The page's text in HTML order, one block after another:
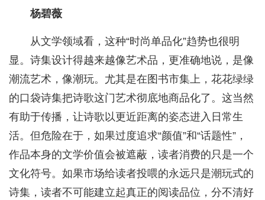
杨碧薇
从文学领域看，这种“时尚单品化”趋势也很明
显。诗集设计得越来越像艺术品，更准确地说，是像
潮流艺术，像潮玩。尤其是在图书市集上，花花绿绿
的口袋诗集把诗歌这门艺术彻底地商品化了。这当然
有助于传播，让诗歌以更近距离的姿态进入日常生
活。但危险在于，如果过度追求“颜值”和“话题性”，
作品本身的文学价值会被遮蔽，读者消费的只是一个
文化符号。如果市场给读者投喂的永远只是潮玩式的
诗集，读者不可能建立起真正的阅读品位，分不清好